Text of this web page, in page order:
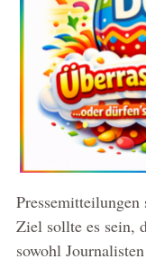
Ziel sollte es sein,
sowohl